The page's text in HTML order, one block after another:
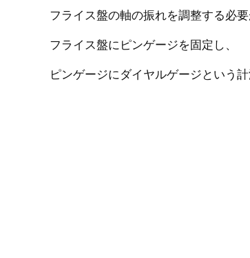
フライス盤の軸の振れを調整する必要
フライス盤にピンゲージを固定し、
ピンゲージにダイヤルゲージという